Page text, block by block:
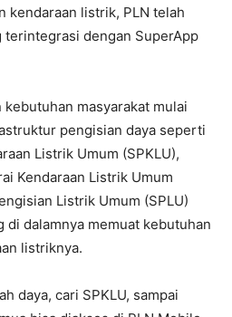
kendaraan listrik, PLN telah
terintegrasi dengan SuperApp
masyarakat mulai
pengisian daya seperti
Listrik Umum (SPKLU),
Kendaraan Listrik Umum
Listrik Umum (SPLU)
di dalamnya memuat kebutuhan
listriknya.
daya, cari SPKLU, sampai